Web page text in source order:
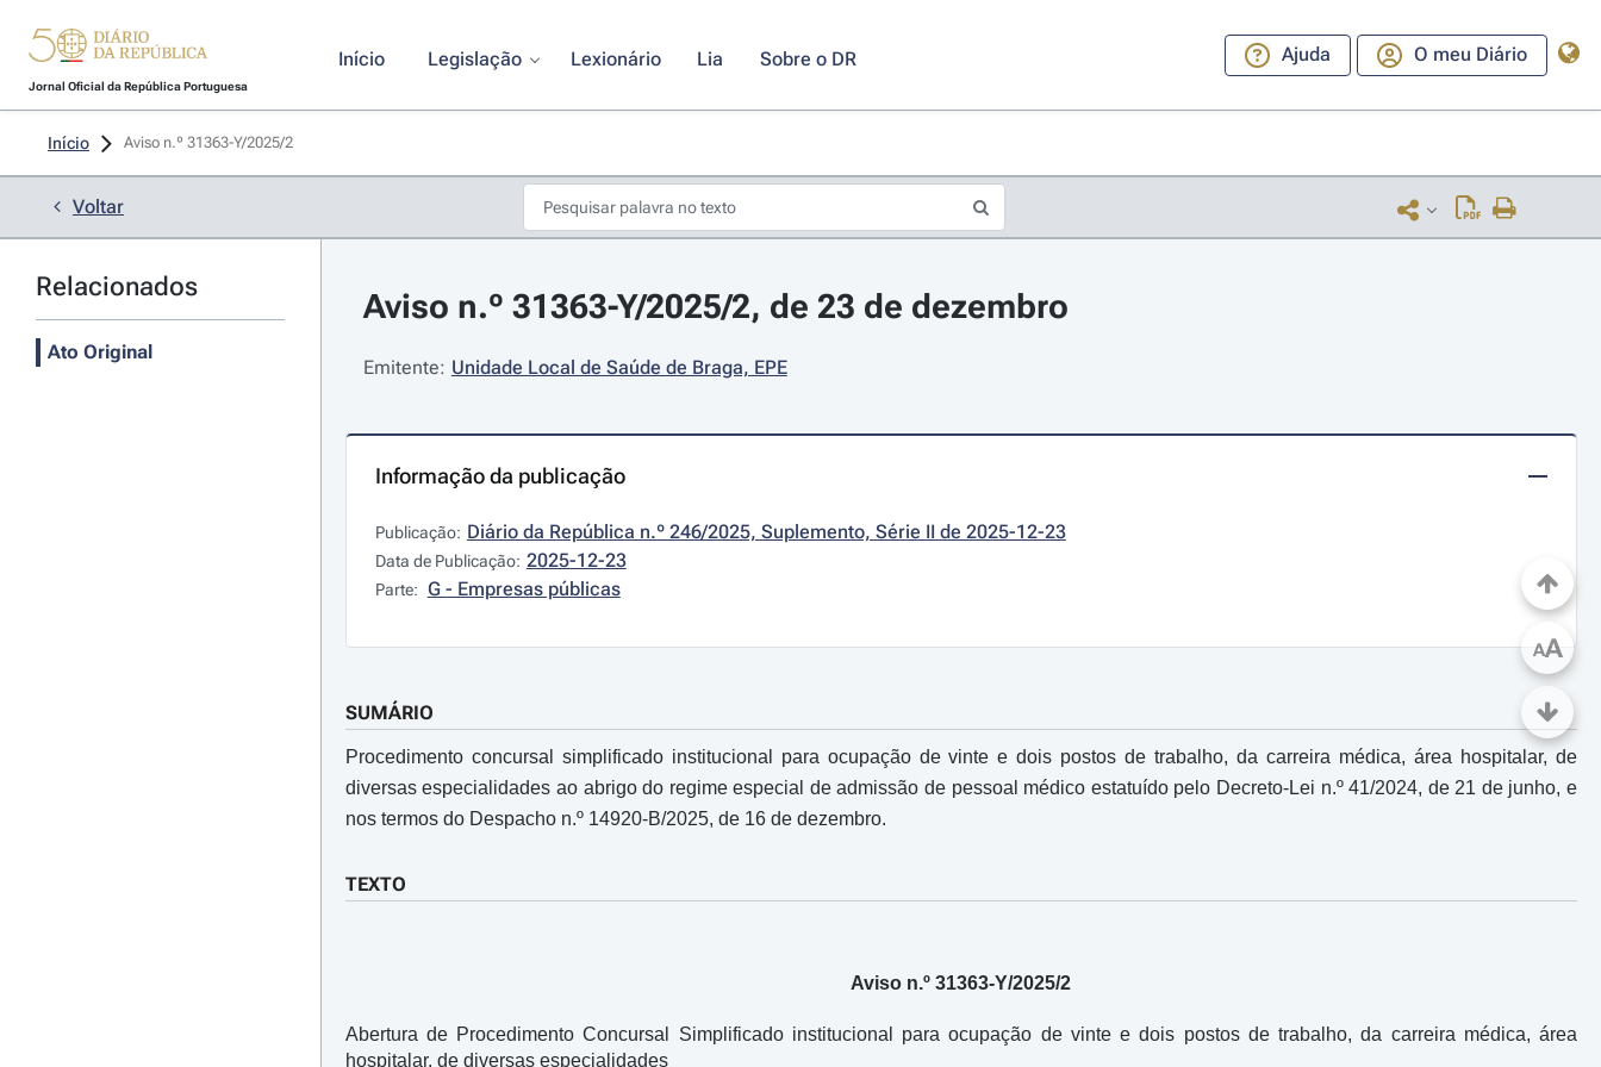
Jornal Oficial da República Portuguesa
Início Legislação Lexionário Lia Sobre o DR Ajuda O meu Diário
Início Aviso n.º 31363-Y/2025/2
Voltar
Relacionados
Ato Original
Aviso n.º 31363-Y/2025/2, de 23 de dezembro
Emitente: Unidade Local de Saúde de Braga, EPE
Informação da publicação
Publicação: Diário da República n.º 246/2025, Suplemento, Série II de 2025-12-23
Data de Publicação: 2025-12-23
Parte: G - Empresas públicas
SUMÁRIO
Procedimento concursal simplificado institucional para ocupação de vinte e dois postos de trabalho, da carreira médica, área hospitalar, de
diversas especialidades ao abrigo do regime especial de admissão de pessoal médico estatuído pelo Decreto-Lei n.º 41/2024, de 21 de junho, e
nos termos do Despacho n.º 14920-B/2025, de 16 de dezembro.
TEXTO
Aviso n.º 31363-Y/2025/2
Abertura de Procedimento Concursal Simplificado institucional para ocupação de vinte e dois postos de trabalho, da carreira médica, área
hospitalar, de diversas especialidades
AA